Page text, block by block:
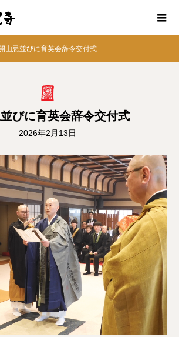
山忌並びに育英会辞令交付式
びに育英会辞令交付式
2026年2月13日